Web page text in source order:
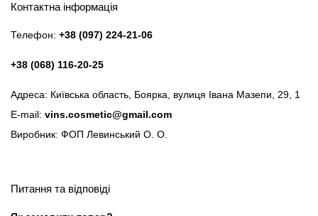
Контактна інформація
Телефон: +38 (097) 224-21-06
+38 (068) 116-20-25
Адреса: Київська область, Боярка, вулиця Івана Мазепи, 29, 1
E-mail: vins.cosmetic@gmail.com
Виробник: ФОП Левинський О. О.
Питання та відповіді